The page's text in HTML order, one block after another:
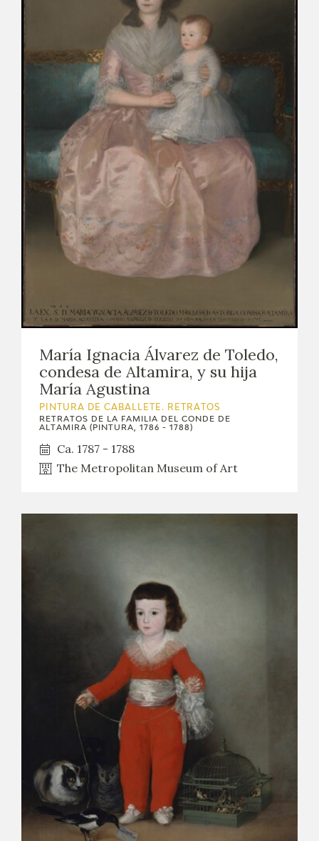
María Ignacia Álvarez de Toledo,
condesa de Altamira, y su hija
María Agustina
PINTURA DE CABALLETE. RETRATOS
RETRATOS DE LA FAMILIA DEL CONDE DE
ALTAMIRA (PINTURA, 1786 - 1788)
Ca. 1787 - 1788
The Metropolitan Museum of Art